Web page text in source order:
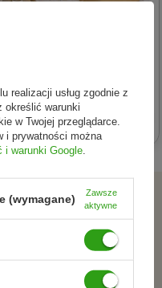
dwuczęściowa
Ciumbelle Rose r.
zł
realizacji usług zgodnie z
określić warunki
w Twojej przeglądarce.
i prywatności można
i warunki Google
(wymagane)
Zawsze
aktywne